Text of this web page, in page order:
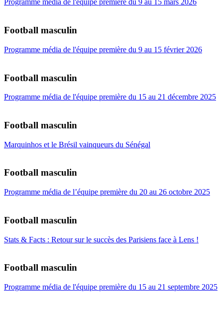
Programme média de l'équipe première du 9 au 15 mars 2026
Football masculin
Programme média de l'équipe première du 9 au 15 février 2026
Football masculin
Programme média de l'équipe première du 15 au 21 décembre 2025
Football masculin
Marquinhos et le Brésil vainqueurs du Sénégal
Football masculin
Programme média de l’équipe première du 20 au 26 octobre 2025
Football masculin
Stats & Facts : Retour sur le succès des Parisiens face à Lens !
Football masculin
Programme média de l'équipe première du 15 au 21 septembre 2025